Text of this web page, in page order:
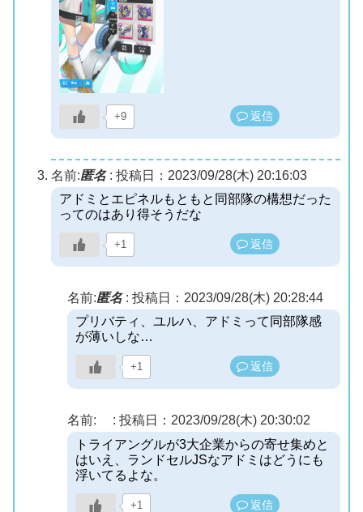
+9 返信
名前:匿名: 投稿日：2023/09/28(木) 20:16:03
アドミとエピネルもともと同部隊の構想だった
ってのはあり得そうだな
+1 返信
名前:匿名: 投稿日：2023/09/28(木) 20:28:44
プリバティ、ユルハ、アドミって同部隊感
が薄いしな…
+1 返信
名前: : 投稿日：2023/09/28(木) 20:30:02
トライアングルが3大企業からの寄せ集めと
はいえ、ランドセルJSなアドミはどうにも
浮いてるよな。
+1 返信